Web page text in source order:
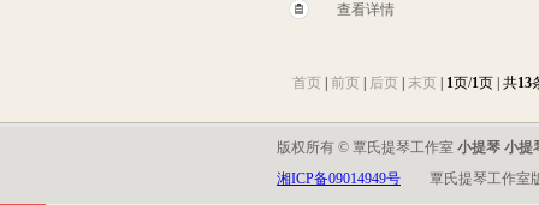
查看详情
首页| 前页| 后页| 末页| 1页/1页 | 共13
版权所有 © 覃氏提琴工作室 小提琴 小提
湘ICP备09014949号
覃氏提琴工作室